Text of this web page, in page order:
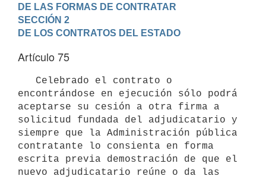
DE LAS FORMAS DE CONTRATAR
SECCIÓN 2
DE LOS CONTRATOS DEL ESTADO
Artículo 75
encontrándose en ejecución sólo podrá
aceptarse su cesión a otra firma a
solicitud fundada del adjudicatario y
siempre que la Administración pública
contratante lo consienta en forma
escrita previa demostración de que el
nuevo adjudicatario reúne o da las